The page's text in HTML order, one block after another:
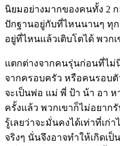
นิยมอย่างมากของคนทั้ง 2
ปักฐานอยู่กับที่ไหนนานๆ ทุ
อยู่ที่ไหนแล้วเติบโตได้ พวก
แตกต่างจากคนรุ่นก่อนที่ไม่
จากครอบครัว หรือคนรอบตั
จะเป็นพ่อ แม่ พี่ ป้า น้า อา
ครั้งแล้ว พวกเขาก็ไม่อยาก
รู้เลยว่าจะมั่นคงได้เท่าที่เก่
จริงๆ นั่นจึงอาจทำให้เกิดเ